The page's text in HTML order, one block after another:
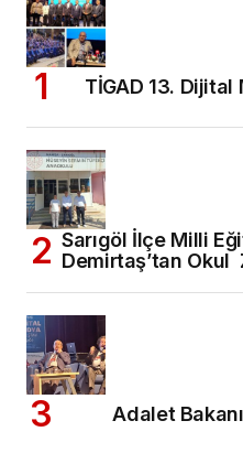
TİGAD 13. Dijital
Sarıgöl İlçe Milli
Demirtaş’tan
Adalet